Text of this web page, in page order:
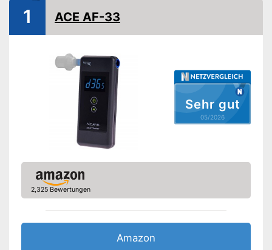
Vorteile
Sehr gut
05/2026
1 ACE AF-33
2,325 Bewertungen
Amazon